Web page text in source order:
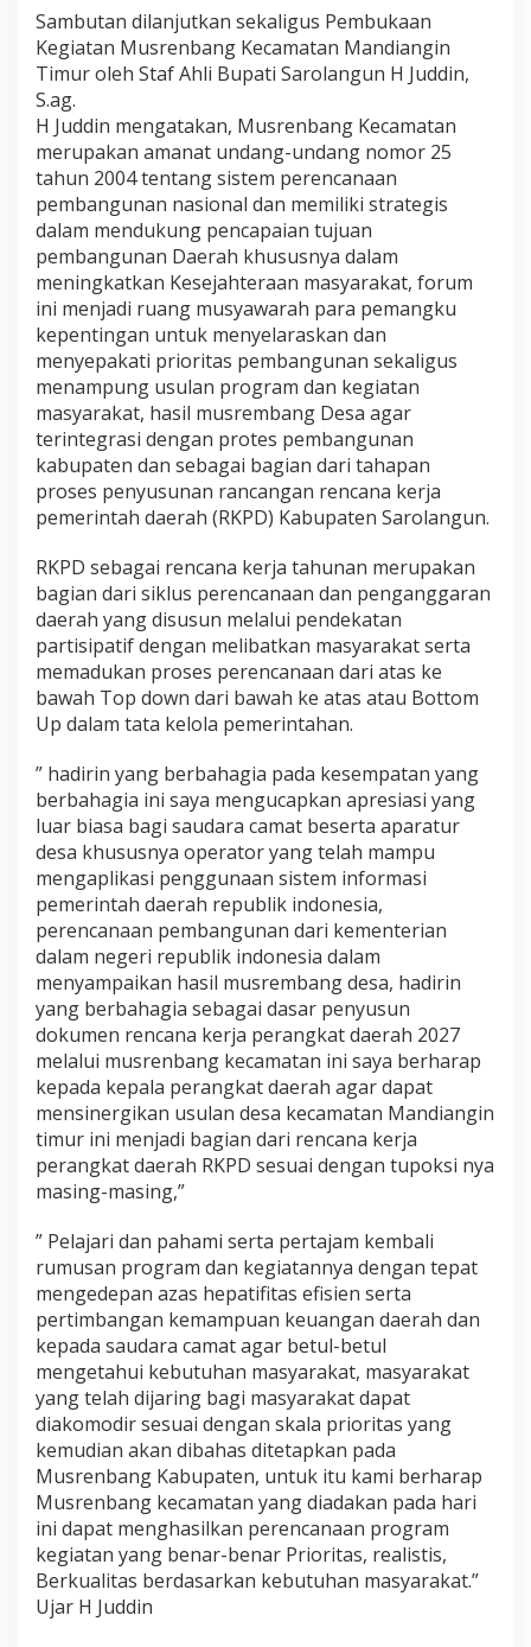
Sambutan dilanjutkan sekaligus Pembukaan
Kegiatan Musrenbang Kecamatan Mandiangin
Timur oleh Staf Ahli Bupati Sarolangun H Juddin,
S.ag.
H Juddin mengatakan, Musrenbang Kecamatan
merupakan amanat undang-undang nomor 25
tahun 2004 tentang sistem perencanaan
pembangunan nasional dan memiliki strategis
dalam mendukung pencapaian tujuan
pembangunan Daerah khususnya dalam
meningkatkan Kesejahteraan masyarakat, forum
ini menjadi ruang musyawarah para pemangku
kepentingan untuk menyelaraskan dan
menyepakati prioritas pembangunan sekaligus
menampung usulan program dan kegiatan
masyarakat, hasil musrembang Desa agar
terintegrasi dengan protes pembangunan
kabupaten dan sebagai bagian dari tahapan
proses penyusunan rancangan rencana kerja
pemerintah daerah (RKPD) Kabupaten Sarolangun.
RKPD sebagai rencana kerja tahunan merupakan
bagian dari siklus perencanaan dan penganggaran
daerah yang disusun melalui pendekatan
partisipatif dengan melibatkan masyarakat serta
memadukan proses perencanaan dari atas ke
bawah Top down dari bawah ke atas atau Bottom
Up dalam tata kelola pemerintahan.
” hadirin yang berbahagia pada kesempatan yang
berbahagia ini saya mengucapkan apresiasi yang
luar biasa bagi saudara camat beserta aparatur
desa khususnya operator yang telah mampu
mengaplikasi penggunaan sistem informasi
pemerintah daerah republik indonesia,
perencanaan pembangunan dari kementerian
dalam negeri republik indonesia dalam
menyampaikan hasil musrembang desa, hadirin
yang berbahagia sebagai dasar penyusun
dokumen rencana kerja perangkat daerah 2027
melalui musrenbang kecamatan ini saya berharap
kepada kepala perangkat daerah agar dapat
mensinergikan usulan desa kecamatan Mandiangin
timur ini menjadi bagian dari rencana kerja
perangkat daerah RKPD sesuai dengan tupoksi nya
masing-masing,”
” Pelajari dan pahami serta pertajam kembali
rumusan program dan kegiatannya dengan tepat
mengedepan azas hepatifitas efisien serta
pertimbangan kemampuan keuangan daerah dan
kepada saudara camat agar betul-betul
mengetahui kebutuhan masyarakat, masyarakat
yang telah dijaring bagi masyarakat dapat
diakomodir sesuai dengan skala prioritas yang
kemudian akan dibahas ditetapkan pada
Musrenbang Kabupaten, untuk itu kami berharap
Musrenbang kecamatan yang diadakan pada hari
ini dapat menghasilkan perencanaan program
kegiatan yang benar-benar Prioritas, realistis,
Berkualitas berdasarkan kebutuhan masyarakat.”
Ujar H Juddin